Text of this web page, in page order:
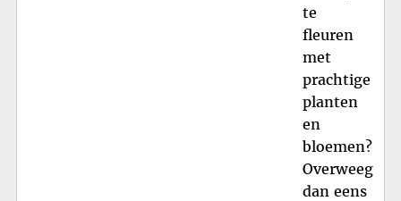
te
fleuren
met
prachtige
planten
en
bloemen?
Overweeg
dan eens